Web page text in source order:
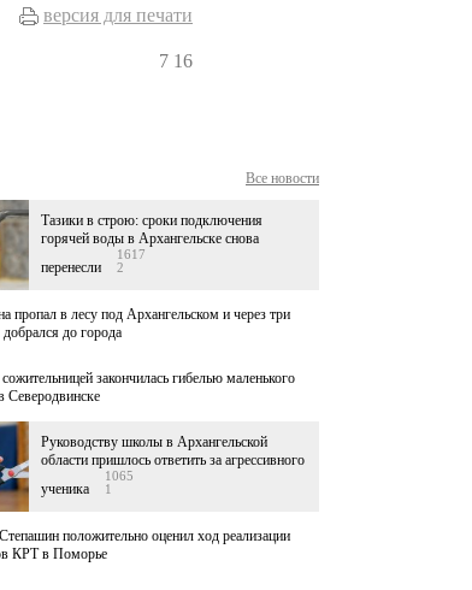
версия для печати
7 16
Все новости
Тазики в строю: сроки подключения
горячей воды в Архангельске снова
перенесли
1617
2
пропал в лесу под Архангельском и через три
до города
закончилась гибелью маленького
Северодвинске
Руководству школы в Архангельской
области пришлось ответить за агрессивного
ученика
1065
1
положительно оценил ход реализации
КРТ в Поморье